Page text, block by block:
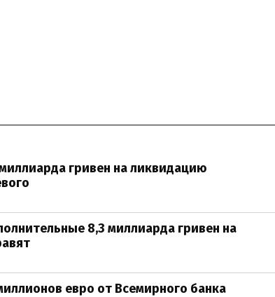
гривен на ликвидацию
8,3 миллиарда гривен на
евро от Всемирного банка